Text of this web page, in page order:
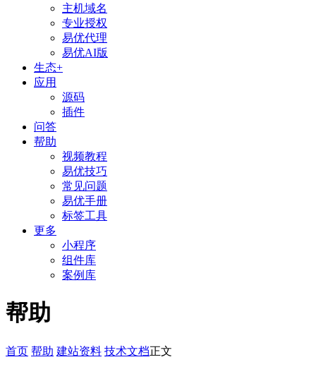
主机域名
专业授权
易优代理
易优AI版
生态+
应用
源码
插件
问答
帮助
视频教程
易优技巧
常见问题
易优手册
标签工具
更多
小程序
组件库
案例库
帮助
首页 帮助 建站资料 技术文档正文